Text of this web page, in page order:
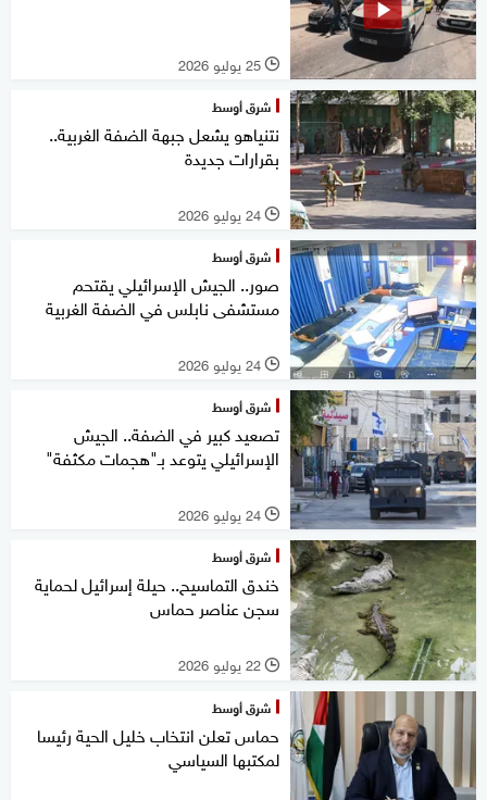
l 25 يوليو 2026
شرق أوسط
نتنياهو يشعل جبهة الضفة الغربية..
بقرارات جديدة
l 24 يوليو 2026
شرق أوسط
صور.. الجيش الإسرائيلي يقتحم
مستشفى نابلس في الضفة الغربية
l 24 يوليو 2026
شرق أوسط
تصعيد كبير في الضفة.. الجيش
الإسرائيلي يتوعد بـ"هجمات مكثفة"
l 24 يوليو 2026
شرق أوسط
خندق التماسيح.. حيلة إسرائيل لحماية
سجن عناصر حماس
l 22 يوليو 2026
شرق أوسط
حماس تعلن انتخاب خليل الحية رئيسا
لمكتبها السياسي